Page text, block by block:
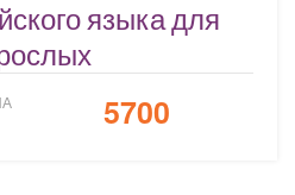
языка для
5700